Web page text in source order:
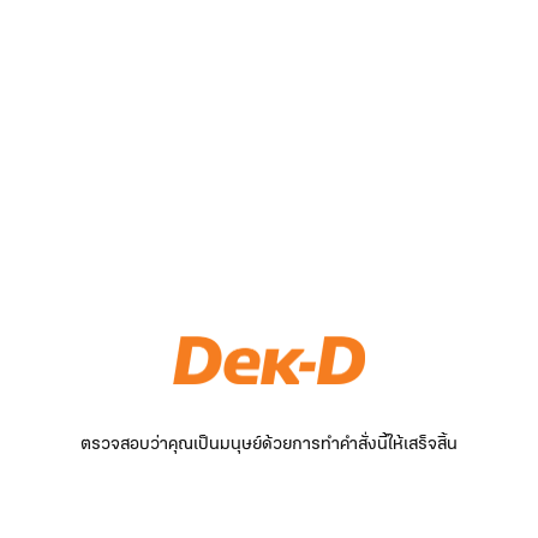
ตรวจสอบว่าคุณเป็นมนุษย์ด้วยการทำคำสั่งนี้ให้เสร็จสิ้น